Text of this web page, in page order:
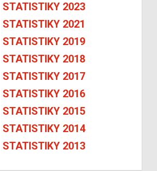
STATISTIKY 2023
STATISTIKY 2021
STATISTIKY 2019
STATISTIKY 2018
STATISTIKY 2017
STATISTIKY 2016
STATISTIKY 2015
STATISTIKY 2014
STATISTIKY 2013